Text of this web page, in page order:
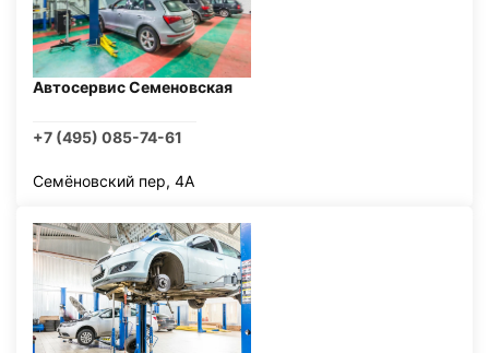
Автосервис Семеновская
+7 (495) 085-74-61
Семёновский пер, 4А